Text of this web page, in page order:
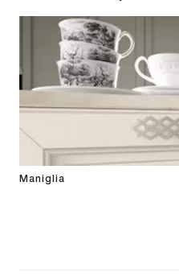
Maniglia